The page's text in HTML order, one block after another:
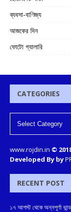
ব্যবসা-বাণিজ্য
আজকের দিন
ফোটো গ্যালারি
CATEGORIES
www.rojdin.in ©
Developed By by
RECENT POST
১৭ আগস্ট থেকে অন্নপূর্ণা